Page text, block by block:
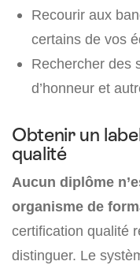
Recourir aux
certains de vos
Rechercher des
d’honneur et
Obtenir un
qualité
Aucun diplôme
organisme de
certification qualité
distinguer. Le